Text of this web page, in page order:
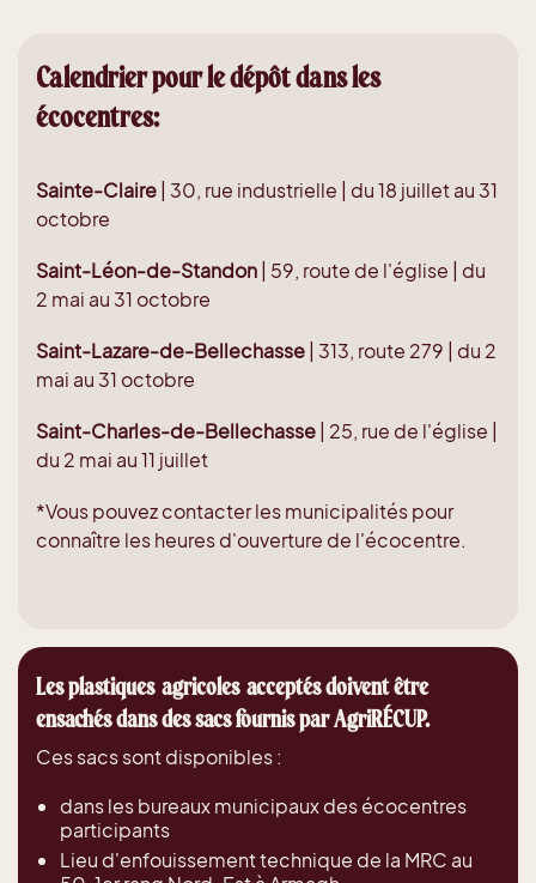
Calendrier pour le dépôt dans les
écocentres:
Sainte-Claire| 30, rue industrielle | du 18 juillet au 31
octobre
Saint-Léon-de-Standon| 59, route de l'église | du
2 mai au 31 octobre
Saint-Lazare-de-Bellechasse| 313, route 279 | du 2
mai au 31 octobre
Saint-Charles-de-Bellechasse| 25, rue de l'église |
du 2 mai au 11 juillet
*Vous pouvez contacter les municipalités pour
connaître les heures d'ouverture de l'écocentre.
Les plastiques agricoles acceptés doivent être
ensachés dans des sacs fournis par AgriRÉCUP.
Ces sacs sont disponibles :
dans les bureaux municipaux des écocentres
participants
Lieu d'enfouissement technique de la MRC au